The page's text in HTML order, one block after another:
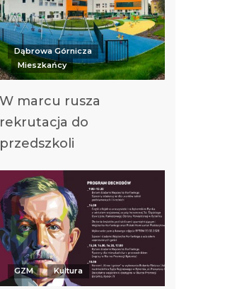
Dąbrowa Górnicza
Mieszkańcy
W marcu rusza
rekrutacja do
przedszkoli
GZM Kultura